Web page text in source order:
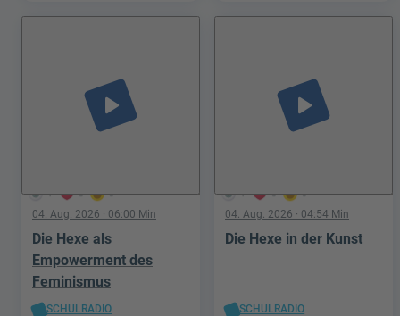
1 0 0
play_arrow
04. Aug. 2026 · 06:00 Min
Die Hexe als
Empowerment des
Feminismus
SCHULRADIO
1 0 0
play_arrow
04. Aug. 2026 · 04:54 Min
Die Hexe in der Kunst
SCHULRADIO